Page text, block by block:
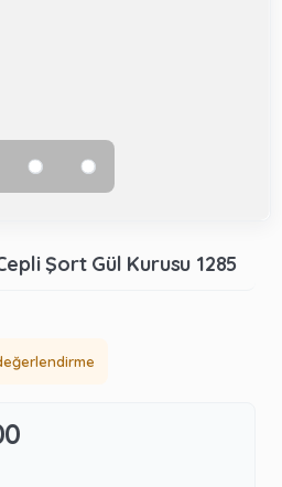
Şort Gül Kurusu 1285